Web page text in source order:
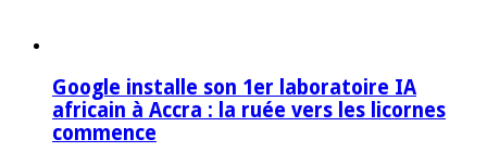
Google installe son 1er laboratoire IA
africain à Accra : la ruée vers les licornes
commence